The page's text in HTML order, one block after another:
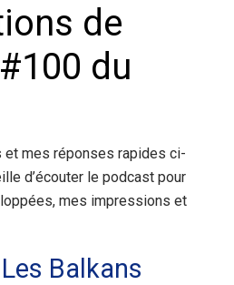
de
du
mes réponses rapides ci-
d’écouter le podcast pour
mes impressions et
Balkans